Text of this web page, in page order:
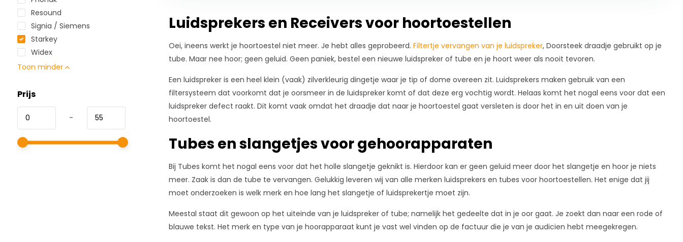
communiceren
inhoud.
Resound
Signia / Siemens
Starkey
Widex
Toon minder
Prijs
-
Luidsprekers en Receivers voor hoortoestellen
Oei, ineens werkt je hoortoestel niet meer. Je hebt alles geprobeerd. Filtertje vervangen van je luidspreker, Doorsteek draadje gebruikt op je
tube. Maar nee hoor; geen geluid. Geen paniek, bestel een nieuwe luidspreker of tube en je hoort weer als nooit tevoren.
Een luidspreker is een heel klein (vaak) zilverkleurig dingetje waar je tip of dome overeen zit. Luidsprekers maken gebruik van een
filtersysteem dat voorkomt dat je oorsmeer in de luidspreker komt of dat deze erg vochtig wordt. Helaas komt het nogal eens voor dat een
luidspreker defect raakt. Dit komt vaak omdat het draadje dat naar je hoortoestel gaat versleten is door het in en uit doen van je
hoortoestel.
Tubes en slangetjes voor gehoorapparaten
Bij Tubes komt het nogal eens voor dat het holle slangetje geknikt is. Hierdoor kan er geen geluid meer door het slangetje en hoor je niets
meer. Zaak is dan de tube te vervangen. Gelukkig leveren wij van alle merken luidsprekers en tubes voor hoortoestellen. Het enige dat jij
moet onderzoeken is welk merk en hoe lang het slangetje of luidsprekertje moet zijn.
Meestal staat dit gewoon op het uiteinde van je luidspreker of tube; namelijk het gedeelte dat in je oor gaat. Je zoekt dan naar een rode of
blauwe tekst. Het merk en type van je hoorapparaat kunt je vast wel vinden op de factuur die je van je audicien hebt meegekregen.